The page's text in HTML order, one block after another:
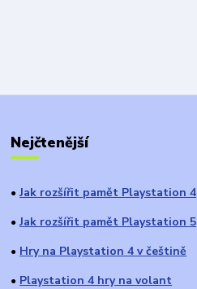
Nejčtenější
● Jak rozšířit pamět Playstation 4
● Jak rozšířit pamět Playstation 5
● Hry na Playstation 4 v češtině
● Playstation 4 hry na volant